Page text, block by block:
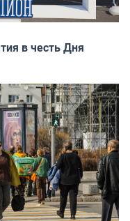
в честь Дня